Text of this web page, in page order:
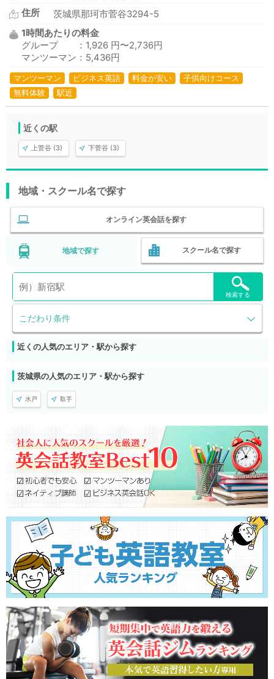
住所
茨城県那珂市菅谷3294-5
1時間あたりの料金
グループ ：1,926 円〜2,736円
マンツーマン：5,436円
マンツーマン ビジネス英語 料金が安い
子供向けコース
無料体験
駅近
近くの駅
上菅谷 (3) 下菅谷 (3)
地域・スクール名で探す
オンライン英会話を探す
地域で探す スクール名で探す
こだわり条件
検索する
近くの人気のエリア・駅から探す
茨城県の人気のエリア・駅から探す
水戸 取手